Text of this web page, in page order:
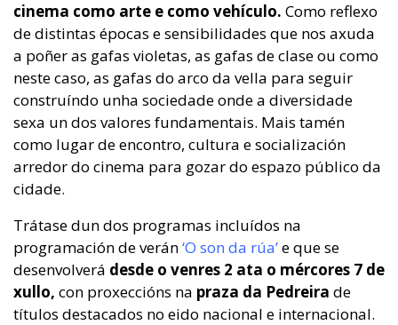
cinema como arte e como vehículo. Como reflexo
de distintas épocas e sensibilidades que nos axuda
a poñer as gafas violetas, as gafas de clase ou como
neste caso, as gafas do arco da vella para seguir
construíndo unha sociedade onde a diversidade
sexa un dos valores fundamentais. Mais tamén
como lugar de encontro, cultura e socialización
arredor do cinema para gozar do espazo público da
cidade.
Trátase dun dos programas incluídos na
programación de verán‘O son da rúa’e que se
desenvolverá desde o venres 2 ata o mércores 7 de
xullo, con proxeccións na praza da Pedreira de
títulos destacados no eido nacional e internacional.